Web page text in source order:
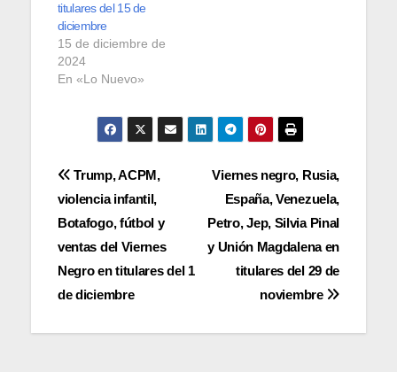
titulares del 15 de
diciembre
15 de diciembre de
2024
En «Lo Nuevo»
Navegación
de
entradas
Viernes negro, Rusia,
España, Venezuela,
Petro, Jep, Silvia Pinal
y Unión Magdalena en
titulares del 29 de
noviembre
Trump, ACPM,
violencia infantil,
Botafogo, fútbol y
ventas del Viernes
Negro en titulares del 1
de diciembre